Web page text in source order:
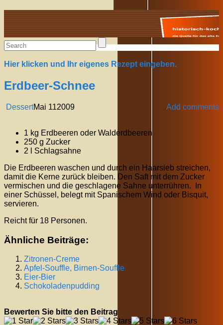
Alte Rezepte online
Hier klicken und Ihr eigenes Rezept eingeben.
Erdbeer-Schnee
Dessert Add comments
Mai 112009
1 kg Erdbeeren oder Walderdbeeren
250 g Zucker
2 l Schlagsahne
Die Erdbeeren waschen und durch ein Haarsieb streichen,
damit die Kerne zurück bleiben. Den Saft mit dem Zucker
vermischen und die geschlagene Sahne unterrühren. In
einer Schüssel, belegt mit Spanischem Wind oder Bisquit,
servieren.
Reicht für 18 Personen.
Ähnliche Beiträge:
Zitronen-Creme
Apfel-Souffle, Birnen-Souffle
Eier-Bier
Schokoladenpudding
Bewerten Sie bitte den Beitrag